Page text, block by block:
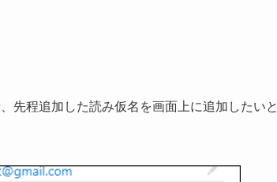
先程追加した読み仮名を画面上に追加したいと